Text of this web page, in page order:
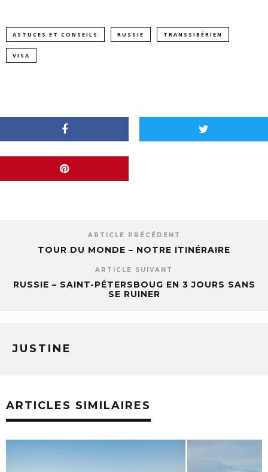
ASTUCES ET CONSEILS RUSSIE TRANSSIBÉRIEN
VISA
ARTICLE PRÉCÉDENT
TOUR DU MONDE – NOTRE ITINÉRAIRE
ARTICLE SUIVANT
RUSSIE – SAINT-PÉTERSBOUG EN 3 JOURS SANS
SE RUINER
JUSTINE
ARTICLES SIMILAIRES